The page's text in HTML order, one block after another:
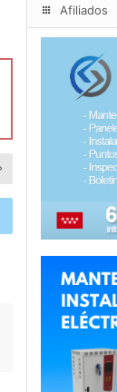
Afiliados